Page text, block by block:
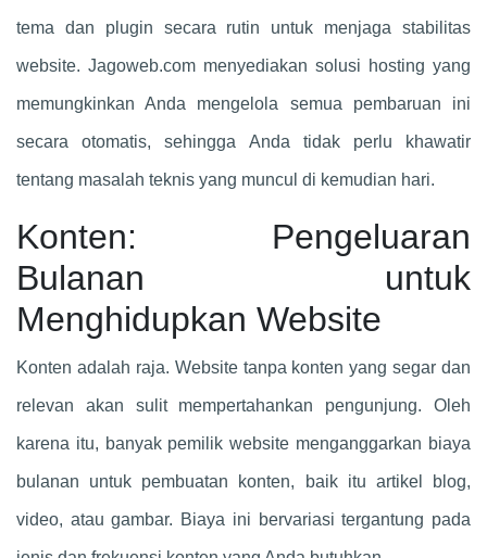
tema dan plugin secara rutin untuk menjaga stabilitas
website. Jagoweb.com menyediakan solusi hosting yang
memungkinkan Anda mengelola semua pembaruan ini
secara otomatis, sehingga Anda tidak perlu khawatir
tentang masalah teknis yang muncul di kemudian hari.
Konten: Pengeluaran
Bulanan untuk
Menghidupkan Website
Konten adalah raja. Website tanpa konten yang segar dan
relevan akan sulit mempertahankan pengunjung. Oleh
karena itu, banyak pemilik website menganggarkan biaya
bulanan untuk pembuatan konten, baik itu artikel blog,
video, atau gambar. Biaya ini bervariasi tergantung pada